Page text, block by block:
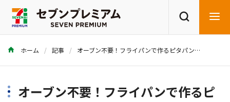
商品を探す レシピを探す
ホーム 記事 オーブン不要！フライパンで作るピタパンの基本レシピ
オーブン不要！フライパンで作るピ